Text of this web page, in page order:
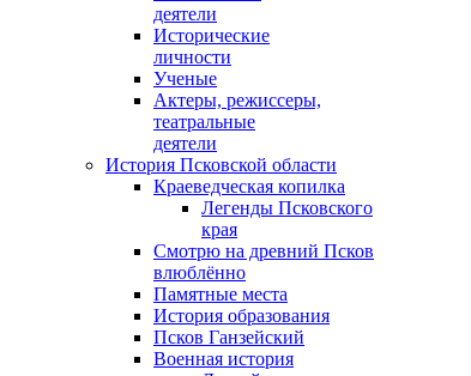
деятели
Исторические
личности
Ученые
Актеры, режиссеры,
театральные
деятели
История Псковской области
Краеведческая копилка
Легенды Псковского
края
Смотрю на древний Псков
влюблённо
Памятные места
История образования
Псков Ганзейский
Военная история